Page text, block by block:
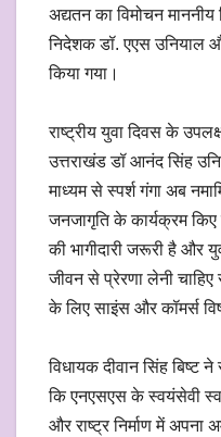
अद्यतन का विमोचन
निदेशक डॉ. एएस उनियाल और
किया गया।
राष्ट्रीय युवा दिवस के
उत्तराखंड डॉ आनंद सिंह
माध्यम से स्पर्श गंगा अब
जनजागृति के कार्यक्रम किए
की भागीदारी जरूरी है और
जीवन से प्रेरणा लेनी चाहिए
के लिए साइंस और कॉमर्स
विधायक दीवान सिंह बिष्ट
कि एनएसएस के स्वयंसेवी
और राष्ट्र निर्माण में अपना